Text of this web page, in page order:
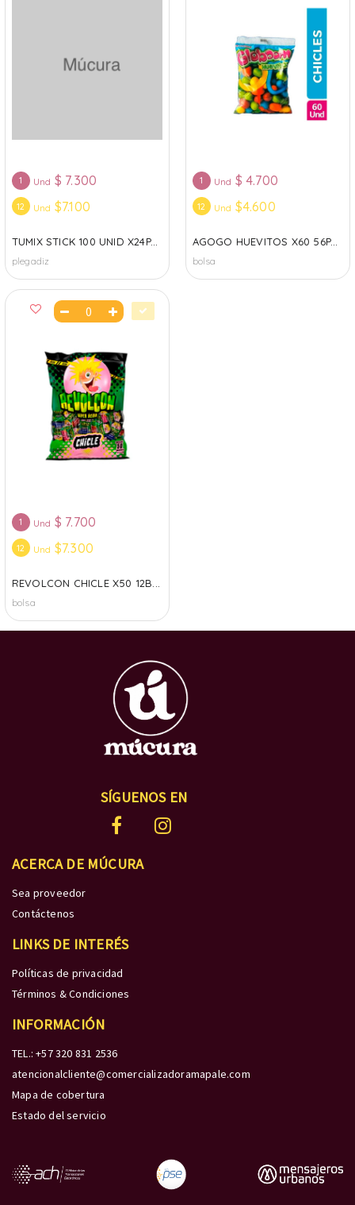
1 Und $ 7.300
12 Und $7.100
TUMIX STICK 100 UNID X24P...
plegadiz
1 Und $ 4.700
12 Und $4.600
AGOGO HUEVITOS X60 56P...
bolsa
1 Und $ 7.700
12 Und $7.300
REVOLCON CHICLE X50 12B...
bolsa
SÍGUENOS EN
ACERCA DE MÚCURA
Sea proveedor
Contáctenos
LINKS DE INTERÉS
Políticas de privacidad
Términos & Condiciones
INFORMACIÓN
TEL.: +57 320 831 2536
atencionalcliente@comercializadoramapale.com
Mapa de cobertura
Estado del servicio